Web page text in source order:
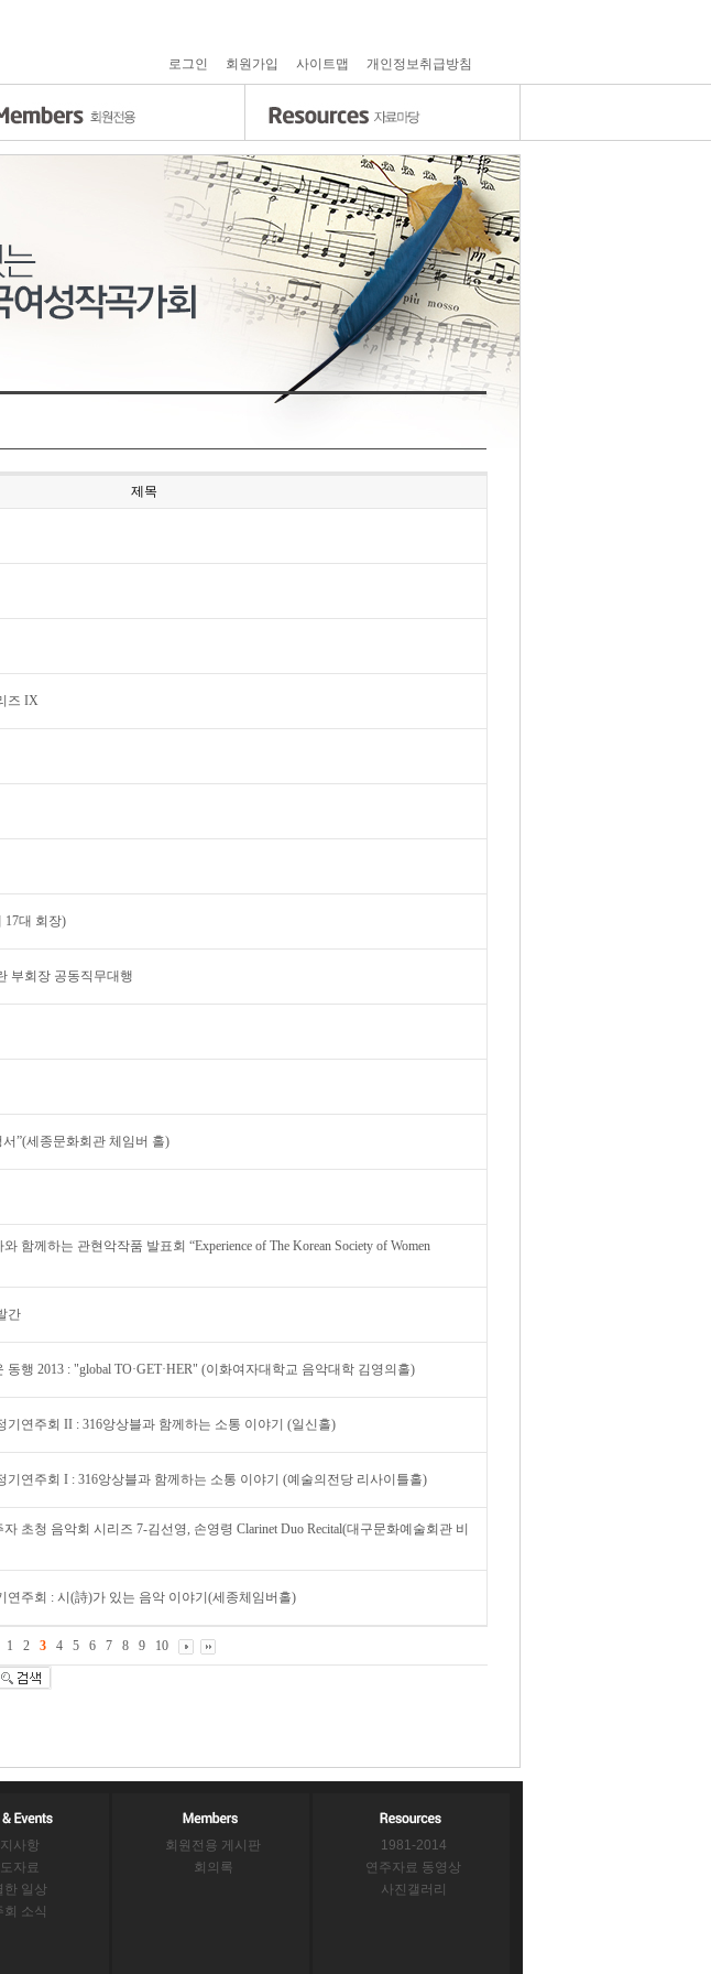
로그인 회원가입 사이트맵 개인정보취급방침
제목
즈 IX
17대 회장)
부회장 공동직무대행
”(세종문화회관 체임버 홀)
함께하는 관현악작품 발표회 “Experience of The Korean Society of Women
간
행 2013 : "global TO·GET·HER" (이화여자대학교 음악대학 김영의홀)
기연주회 II : 316앙상블과 함께하는 소통 이야기 (일신홀)
기연주회 I : 316앙상블과 함께하는 소통 이야기 (예술의전당 리사이틀홀)
초청 음악회 시리즈 7-김선영, 손영령 Clarinet Duo Recital(대구문화예술회관 비
연주회 : 시(詩)가 있는 음악 이야기(세종체임버홀)
1 2 3 4 5 6 7 8 9 10
사항
자료
한 일상
회 소식
회원전용 게시판
회의록
1981-2014
연주자료 동영상
사진갤러리